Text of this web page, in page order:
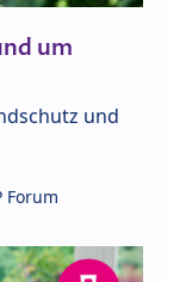
um
und
Forum